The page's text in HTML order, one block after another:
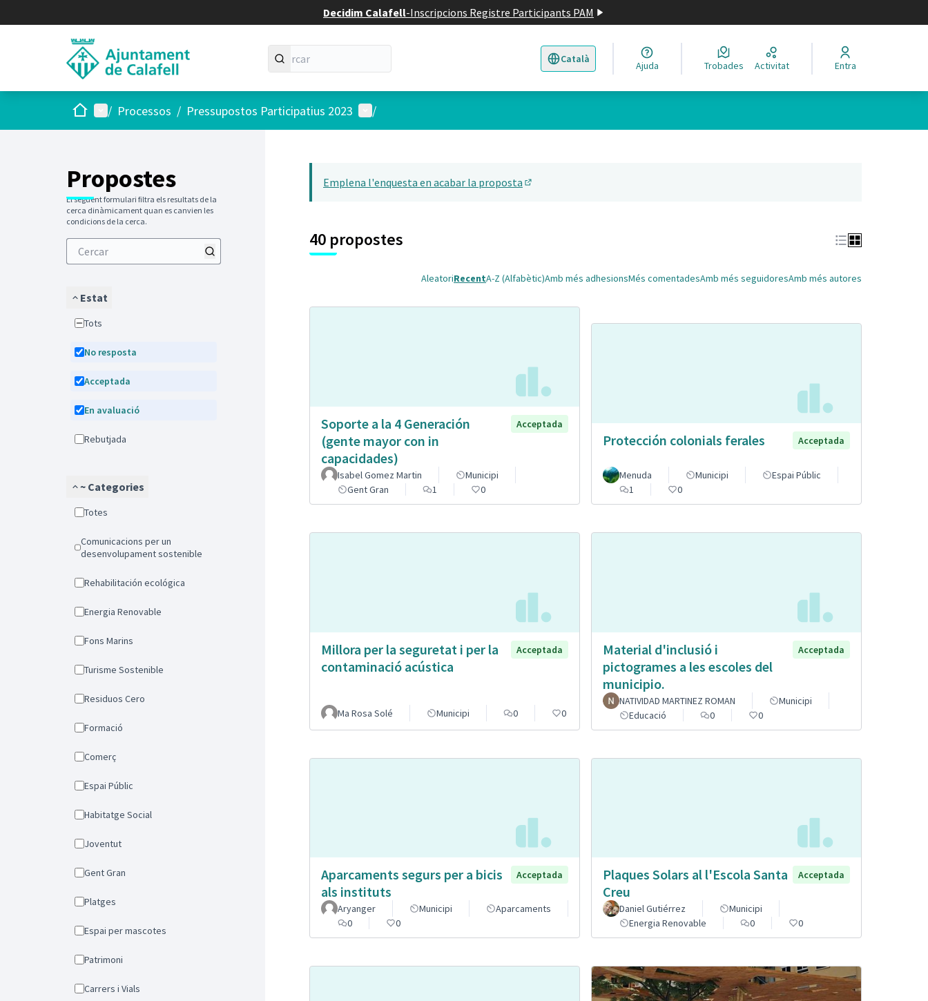
Decidim Calafell-Inscripcions Registre Participants PAM
Català
Triar la llengua Elegir el idioma
Ajuda Trobades Activitat Entra
Inici Menú principal
/ Processos / Pressupostos Participatius 2023 Menú d'usuari
/
Propostes
El següent formulari filtra els resultats de la
cerca dinàmicament quan es canvien les
condicions de la cerca.
Estat
Tots
No resposta
Acceptada
En avaluació
Rebutjada
~ Categories
Totes
Comunicacions per un
desenvolupament sostenible
Rehabilitación ecológica
Energia Renovable
Fons Marins
Turisme Sostenible
Residuos Cero
Formació
Comerç
Espai Públic
Habitatge Social
Joventut
Gent Gran
Platges
Espai per mascotes
Patrimoni
Carrers i Vials
Emplena l'enquesta en acabar la proposta
40 propostes
AleatoriRecentA-Z (Alfabètic)Amb més adhesionsMés comentadesAmb més seguidoresAmb més autores
Soporte a la 4 Generación
(gente mayor con in
capacidades)
Acceptada
Isabel Gomez Martin
Municipi
Gent Gran
1 0
Protección colonials ferales Acceptada
Menuda Municipi
Espai Públic
1
0
Millora per la seguretat i per la
contaminació acústica
Acceptada
Ma Rosa Solé Municipi 0 0
Material d'inclusió i
pictogrames a les escoles del
municipio.
Acceptada
NATIVIDAD MARTINEZ ROMAN
Municipi
Educació
0 0
Aparcaments segurs per a bicis
als instituts
Acceptada
Aryanger Municipi
Aparcaments
0
0
Plaques Solars al l'Escola Santa
Creu
Acceptada
Daniel Gutiérrez
Municipi
Energia Renovable
0 0